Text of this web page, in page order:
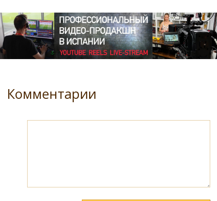
Комментарии